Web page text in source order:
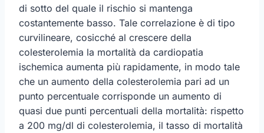
di sotto del quale il rischio si mantenga
costantemente basso. Tale correlazione è di tipo
curvilineare, cosicché al crescere della
colesterolemia la mortalità da cardiopatia
ischemica aumenta più rapidamente, in modo tale
che un aumento della colesterolemia pari ad un
punto percentuale corrisponde un aumento di
quasi due punti percentuali della mortalità: rispetto
a 200 mg/dl di colesterolemia, il tasso di mortalità